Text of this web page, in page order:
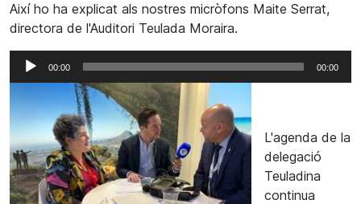
Així ho ha explicat als nostres micròfons Maite Serrat,
directora de l'Auditori Teulada Moraira.
Reproductor
d'àudio
00:00 00:00
L'agenda de la
delegació
Teuladina
continua